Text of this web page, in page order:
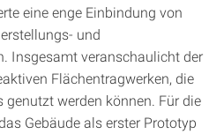
eine enge Einbindung von
und
Insgesamt veranschaulicht der
Flächentragwerken, die
werden können. Für die
Gebäude als erster Prototyp